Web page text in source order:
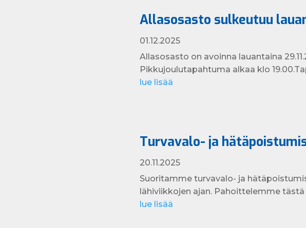
Allasosasto sulkeutuu
01.12.2025
Allasosasto on avoinna lauantaina
Pikkujoulutapahtuma alkaa klo
lue lisää
Turvavalo- ja
20.11.2025
Suoritamme turvavalo- ja
lähiviikkojen ajan. Pahoittelemme tästä
lue lisää